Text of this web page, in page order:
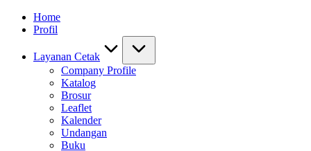
Home
Profil
Layanan Cetak
Company Profile
Katalog
Brosur
Leaflet
Kalender
Undangan
Buku